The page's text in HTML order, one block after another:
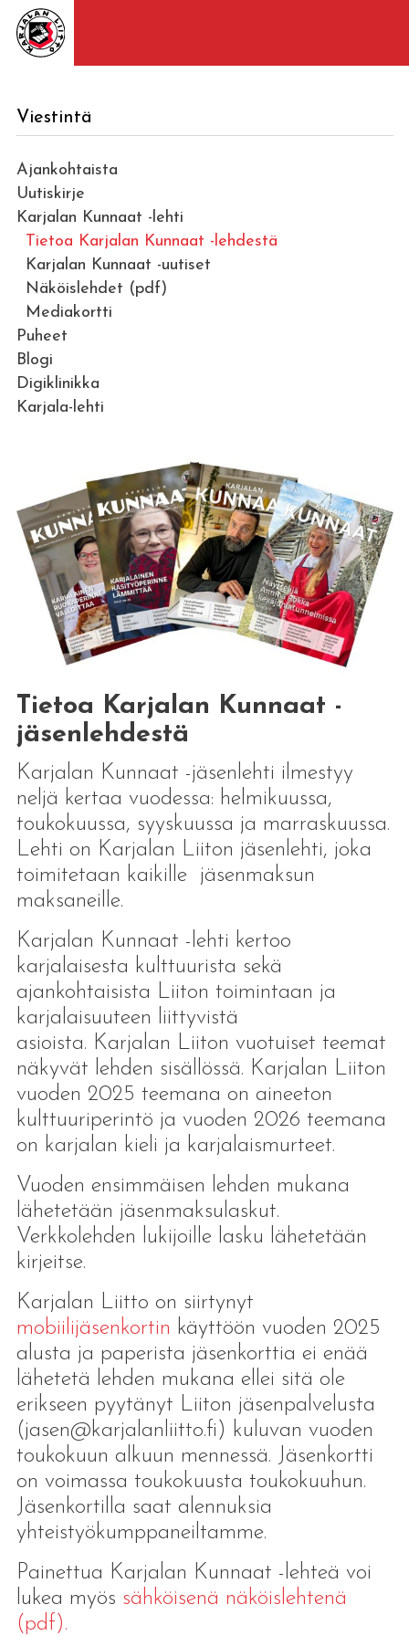
Viestintä
Ajankohtaista
Uutiskirje
Karjalan Kunnaat -lehti
Tietoa Karjalan Kunnaat -lehdestä
Karjalan Kunnaat -uutiset
Näköislehdet (pdf)
Mediakortti
Puheet
Blogi
Digiklinikka
Karjala-lehti
Tietoa Karjalan Kunnaat -
jäsenlehdestä
Karjalan Kunnaat -jäsenlehti ilmestyy
neljä kertaa vuodessa: helmikuussa,
toukokuussa, syyskuussa ja marraskuussa.
Lehti on Karjalan Liiton jäsenlehti, joka
toimitetaan kaikille jäsenmaksun
maksaneille.
Karjalan Kunnaat -lehti kertoo
karjalaisesta kulttuurista sekä
ajankohtaisista Liiton toimintaan ja
karjalaisuuteen liittyvistä
asioista. Karjalan Liiton vuotuiset teemat
näkyvät lehden sisällössä. Karjalan Liiton
vuoden 2025 teemana on aineeton
kulttuuriperintö ja vuoden 2026 teemana
on karjalan kieli ja karjalaismurteet.
Vuoden ensimmäisen lehden mukana
lähetetään jäsenmaksulaskut.
Verkkolehden lukijoille lasku lähetetään
kirjeitse.
Karjalan Liitto on siirtynyt
mobiilijäsenkortin käyttöön vuoden 2025
alusta ja paperista jäsenkorttia ei enää
lähetetä lehden mukana ellei sitä ole
erikseen pyytänyt Liiton jäsenpalvelusta
(jasen@karjalanliitto.fi) kuluvan vuoden
toukokuun alkuun mennessä. Jäsenkortti
on voimassa toukokuusta toukokuuhun.
Jäsenkortilla saat alennuksia
yhteistyökumppaneiltamme.
Painettua Karjalan Kunnaat -lehteä voi
lukea myös sähköisenä näköislehtenä
(pdf).